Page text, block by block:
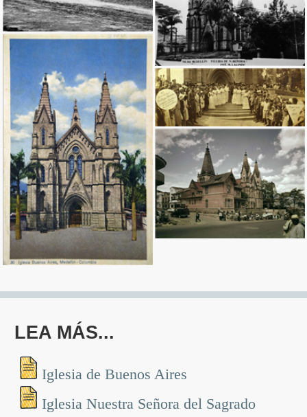
LEA MÁS...
Iglesia de Buenos Aires
Iglesia Nuestra Señora del Sagrado